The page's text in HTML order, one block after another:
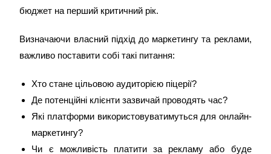
бюджет на перший критичний рік.
Визначаючи власний підхід до маркетингу та реклами,
важливо поставити собі такі питання:
Хто стане цільовою аудиторією піцерії?
Де потенційні клієнти зазвичай проводять час?
Які платформи використовуватимуться для онлайн-
маркетингу?
Чи є можливість платити за рекламу або буде